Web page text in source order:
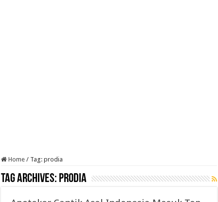
Home / Tag:prodia
Tag Archives: prodia